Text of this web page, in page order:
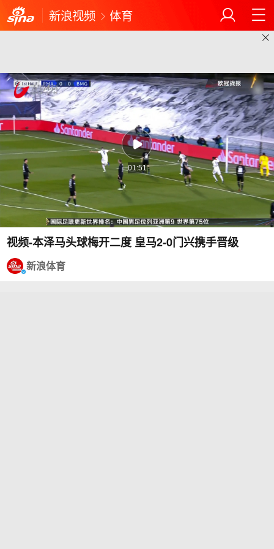
新浪视频 体育
01:51
视频-本泽马头球梅开二度 皇马2-0门兴携手晋级
新浪体育